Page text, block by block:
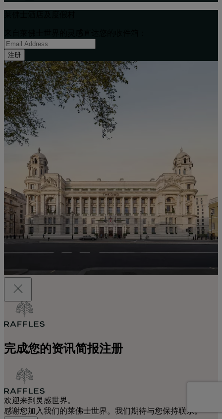
注册
完成您的资讯简报注册
欢迎来到灵感世界。
感谢您加入我们的莱佛士世界。我们期待与您保持联系。